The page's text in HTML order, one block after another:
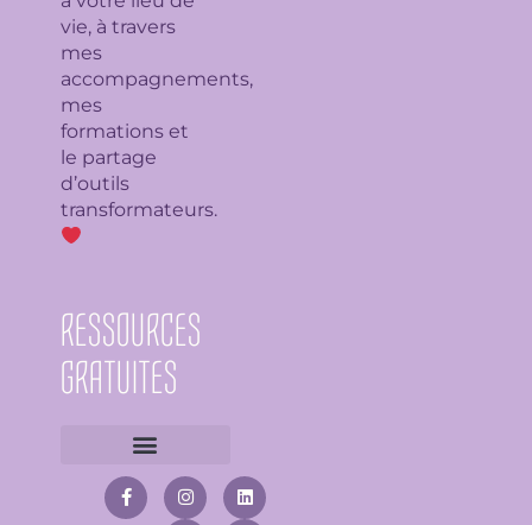
vie, à travers
mes
accompagnements,
mes
formations et
le partage
d’outils
transformateurs.
RESSOURCES
GRATUITES
F
a
c
I
n
s
L
i
n
W
h
a
S
p
o